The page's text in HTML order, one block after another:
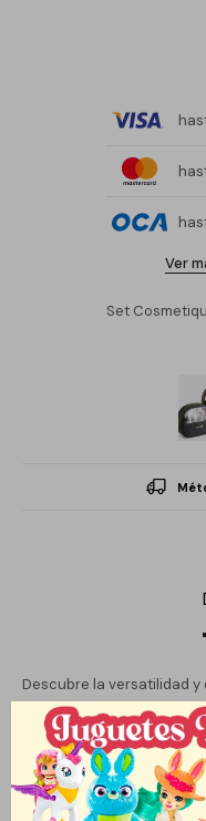
Ver
Set
Descubre la versatilidad
Neceser en tres
necesidades diarias.
neceser es ideal para
cuidado personal,